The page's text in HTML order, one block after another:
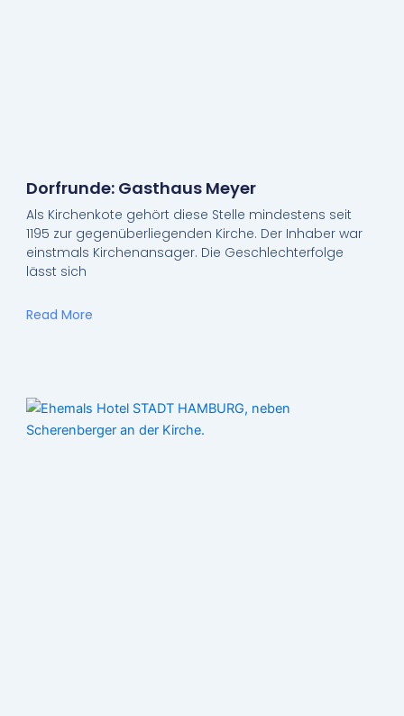
Dorfrunde: Gasthaus Meyer
Als Kirchenkote gehört diese Stelle mindestens seit
1195 zur gegenüberliegenden Kirche. Der Inhaber war
einstmals Kirchenansager. Die Geschlechterfolge
lässt sich
Read More